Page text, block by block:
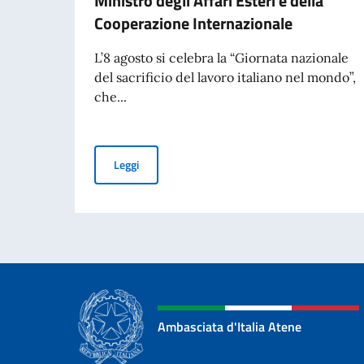
Cooperazione Internazionale
L’8 agosto si celebra la “Giornata nazionale
del sacrificio del lavoro italiano nel mondo”,
che...
LeggiCommemorazione del 70° anniversario della
Ambasciata d'Italia Atene